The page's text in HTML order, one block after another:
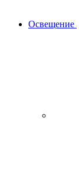
Освещение